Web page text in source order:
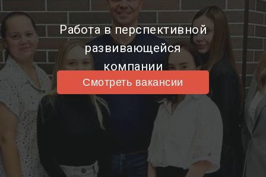
Работа в перспективной
развивающейся
компании
Смотреть вакансии